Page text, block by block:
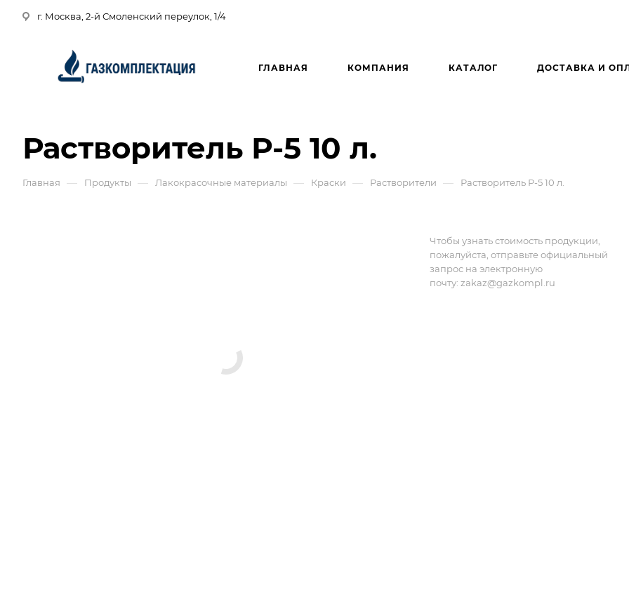
г. Москва, 2-й Смоленский переулок, 1/4
ГЛАВНАЯ КОМПАНИЯ КАТАЛОГ ДОСТАВКА И
Растворитель Р-5 10 л.
Главная — Продукты — Лакокрасочные материалы — Краски — Растворители — Растворитель Р-5 10 л.
Чтобы узнать стоимость продукции,
пожалуйста, отправьте официальный
запрос на электронную
почту: zakaz@gazkompl.ru